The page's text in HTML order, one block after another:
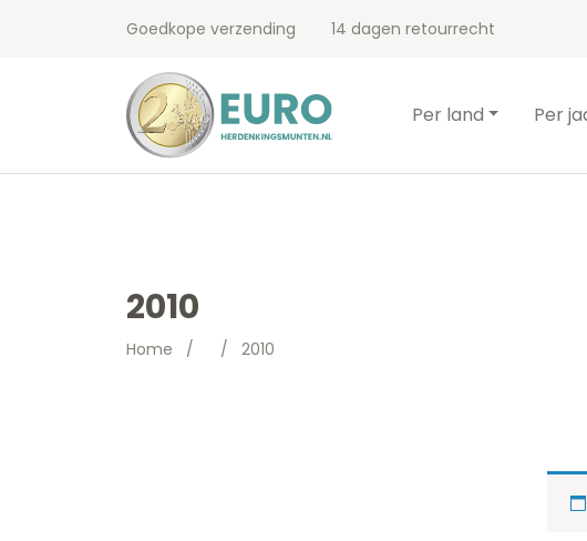
Goedkope verzending 14 dagen retourrecht
Per land Per
2010
Home / / 2010